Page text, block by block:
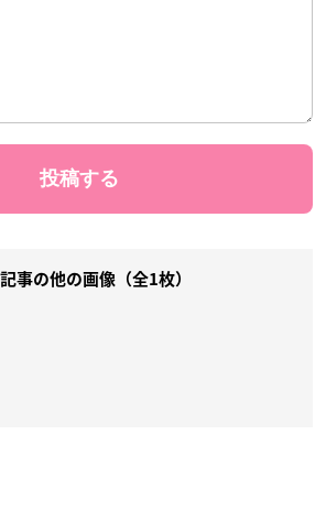
事の他の画像（全1枚）